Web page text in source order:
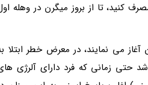
تا از بروز میگرن در وهله
می نمایند، در معرض خطر ابتلا
حتی زمانی که فرد دارای آلرژی